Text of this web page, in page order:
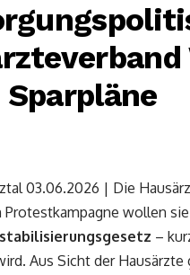
Sparpläne
03.06.2026 | Die
wollen
–
Aus Sicht der